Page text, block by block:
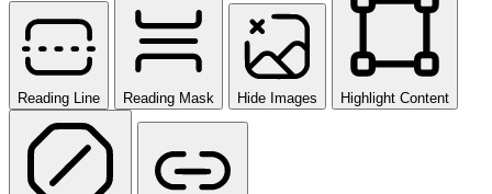
Reading Line Reading Mask Hide Images Highlight Content